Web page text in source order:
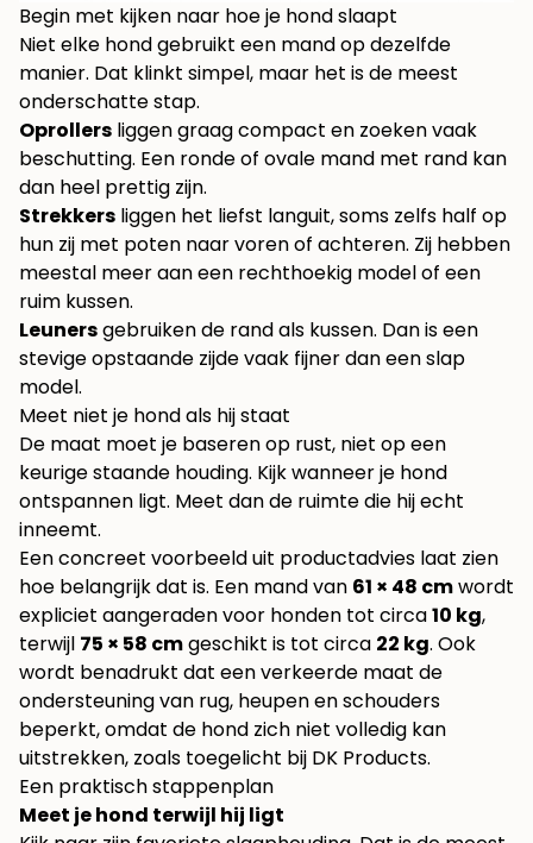
Begin met kijken naar hoe je hond slaapt
Niet elke hond gebruikt een mand op dezelfde
manier. Dat klinkt simpel, maar het is de meest
onderschatte stap.
Oprollers liggen graag compact en zoeken vaak
beschutting. Een ronde of ovale mand met rand kan
dan heel prettig zijn.
Strekkers liggen het liefst languit, soms zelfs half op
hun zij met poten naar voren of achteren. Zij hebben
meestal meer aan een rechthoekig model of een
ruim kussen.
Leunersgebruiken de rand als kussen. Dan is een
stevige opstaande zijde vaak fijner dan een slap
model.
Meet niet je hond als hij staat
De maat moet je baseren op rust, niet op een
keurige staande houding. Kijk wanneer je hond
ontspannen ligt. Meet dan de ruimte die hij echt
inneemt.
Een concreet voorbeeld uit productadvies laat zien
hoe belangrijk dat is. Een mand van 61 × 48 cmwordt
expliciet aangeraden voor honden tot circa10 kg,
terwijl 75 × 58 cmgeschikt is tot circa 22 kg. Ook
wordt benadrukt dat een verkeerde maat de
ondersteuning van rug, heupen en schouders
beperkt, omdat de hond zich niet volledig kan
uitstrekken, zoals toegelicht bij DK Products.
Een praktisch stappenplan
Meet je hond terwijl hij ligt